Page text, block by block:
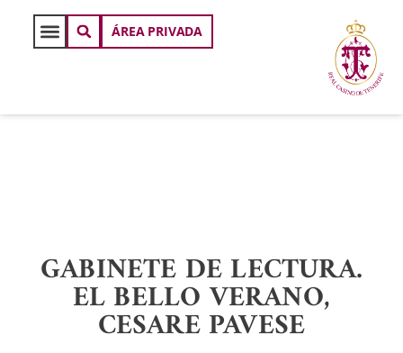
ÁREA PRIVADA
GABINETE DE LECTURA.
EL BELLO VERANO,
CESARE PAVESE